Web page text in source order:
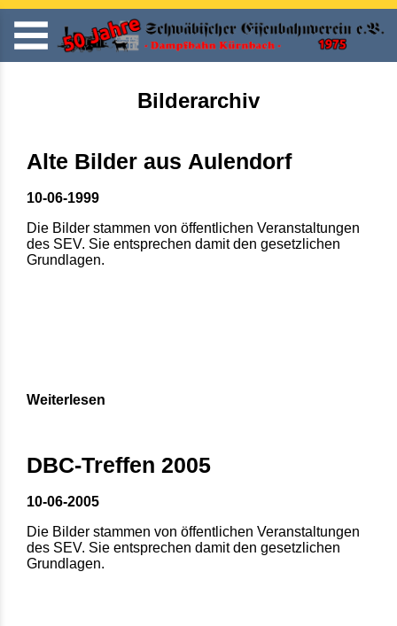
Bilderarchiv
Alte Bilder aus Aulendorf
10-06-1999
Die Bilder stammen von öffentlichen Veranstaltungen
des SEV. Sie entsprechen damit den gesetzlichen
Grundlagen.
Weiterlesen
DBC-Treffen 2005
10-06-2005
Die Bilder stammen von öffentlichen Veranstaltungen
des SEV. Sie entsprechen damit den gesetzlichen
Grundlagen.